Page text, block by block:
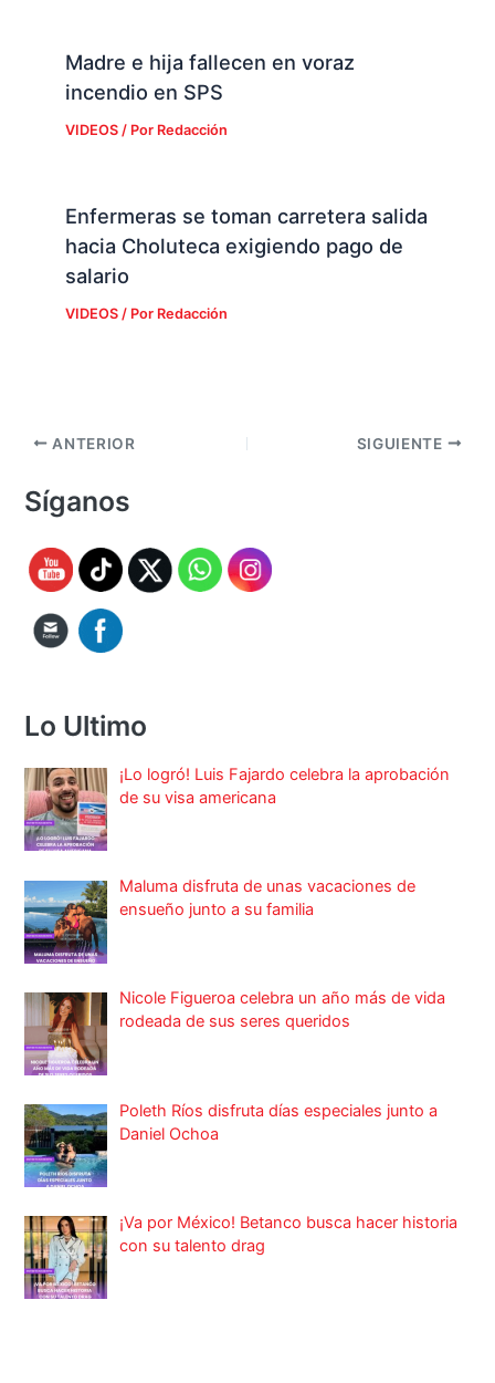
Madre e hija fallecen en voraz
incendio en SPS
VIDEOS/ Por Redacción
Enfermeras se toman carretera salida
hacia Choluteca exigiendo pago de
salario
VIDEOS/ Por Redacción
ANTERIOR SIGUIENTE
Síganos
Lo Ultimo
¡Lo logró! Luis Fajardo celebra la aprobación
de su visa americana
Maluma disfruta de unas vacaciones de
ensueño junto a su familia
Nicole Figueroa celebra un año más de vida
rodeada de sus seres queridos
Poleth Ríos disfruta días especiales junto a
Daniel Ochoa
¡Va por México! Betanco busca hacer historia
con su talento drag